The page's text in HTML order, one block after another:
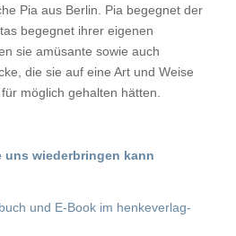
Pia aus Berlin. Pia begegnet der
begegnet ihrer eigenen
sie amüsante sowie auch
die sie auf eine Art und Weise
möglich gehalten hätten.
wiederbringen kann
und E-Book im henkeverlag-